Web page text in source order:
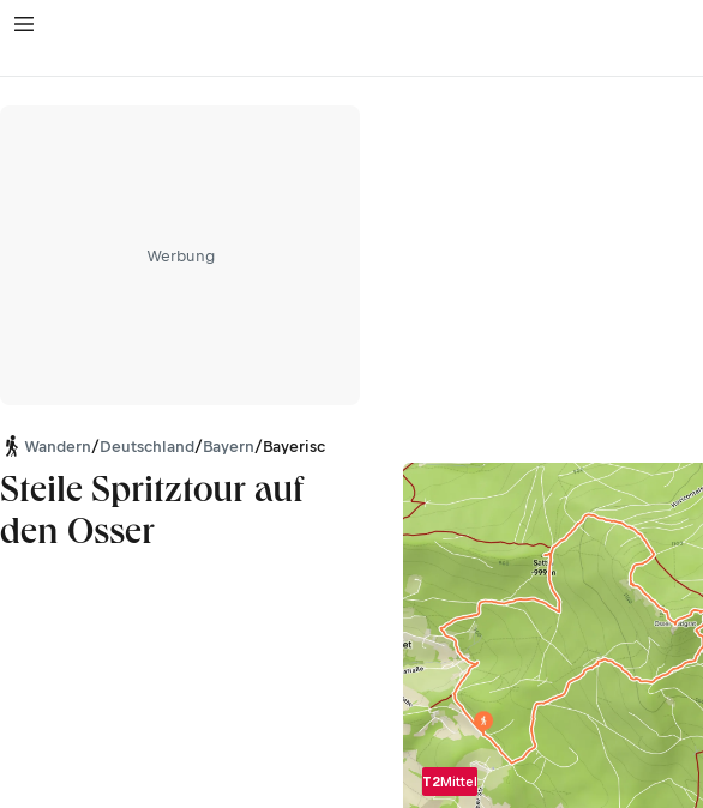
Werbung
Wandern/Deutschland/Bayern/Bayerischer Wald
Steile Spritztour auf
den Osser
T2Mittel